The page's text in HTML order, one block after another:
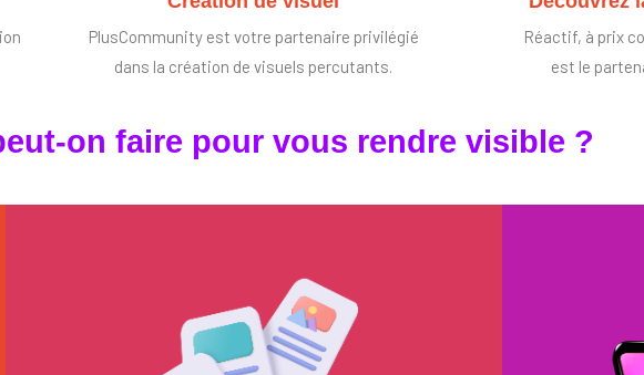
PlusCommunity est votre partenaire privilégié
dans la création de visuels percutants.
Réactif, à prix
est le
on faire pour vous rendre visible ?